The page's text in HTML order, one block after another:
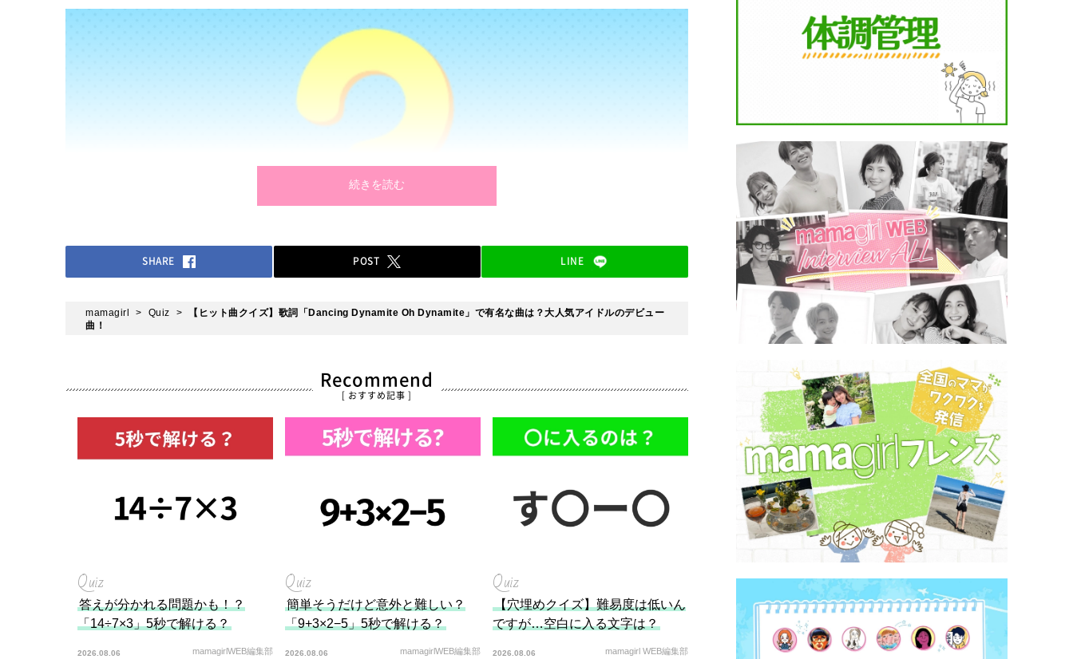
続きを読む
SHARE POST LINE
mamagirl Quiz
【ヒット曲クイズ】歌詞「Dancing Dynamite Oh Dynamite」で有名な曲は？大人気アイドルのデビュー
曲！
Recommend
[ おすすめ記事 ]
Quiz
答えが分かれる問題かも！？
「14÷7×3」5秒で解ける？
2026.08.06 mamagirlWEB編集部
Quiz
簡単そうだけど意外と難しい？
「9+3×2−5」5秒で解ける？
2026.08.06 mamagirlWEB編集部
Quiz
【穴埋めクイズ】難易度は低いん
ですが…空白に入る文字は？
2026.08.06 mamagirl WEB編集部